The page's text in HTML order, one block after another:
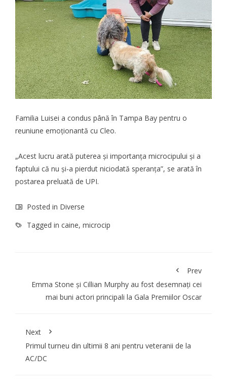
Familia Luisei a condus până în Tampa Bay pentru o
reuniune emoționantă cu Cleo.
„Acest lucru arată puterea și importanța microcipului și a
faptului că nu și-a pierdut niciodată speranța”, se arată în
postarea preluată de UPI.
Posted in Diverse
Tagged in caine, microcip
Prev
Emma Stone şi Cillian Murphy au fost desemnați cei
mai buni actori principali la Gala Premiilor Oscar
Next
Primul turneu din ultimii 8 ani pentru veteranii de la
AC/DC